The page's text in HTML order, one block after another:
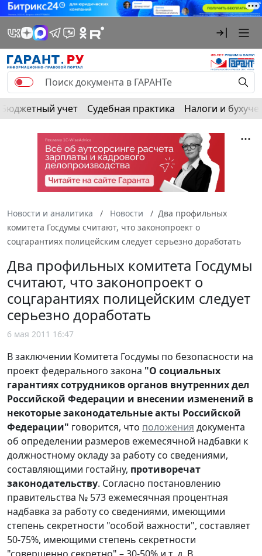
Бюджетный учет Судебная практика Налоги и
Новости и аналитика Новости
Два профильных
комитета Госдумы считают, что законопроект о
соцгарантиях полицейским следует серьезно доработать
Два профильных комитета Госдумы
считают, что законопроект о
соцгарантиях полицейским следует
серьезно доработать
6 мая 2011 16:47
В заключении Комитета Госдумы по безопасности на
проект федерального закона "О социальных
гарантиях сотрудников органов внутренних дел
Российской Федерации и внесении изменений в
некоторые законодательные акты Российской
Федерации" говорится, что положения документа
об определении размеров ежемесячной надбавки к
должностному окладу за работу со сведениями,
составляющими гостайну, противоречат
законодательству. Согласно постановлению
правительства № 573 ежемесячная процентная
надбавка за работу со сведениями, имеющими
степень секретности "особой важности", составляет
50-75%, имеющими степень секретности